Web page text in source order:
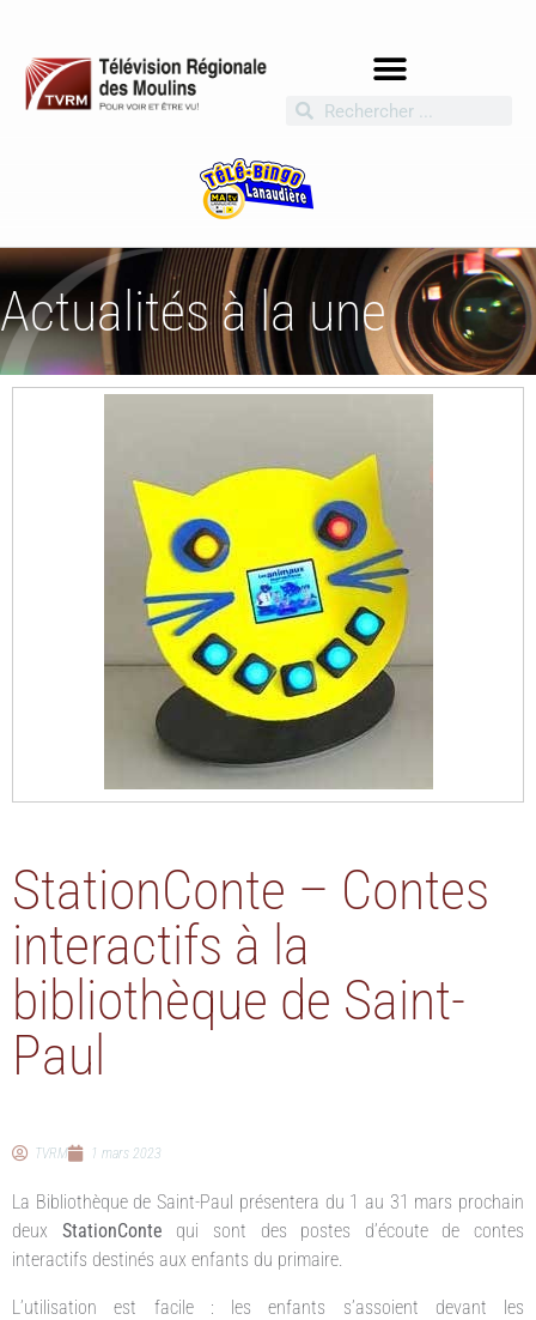
Actualités à la une
StationConte – Contes
interactifs à la
bibliothèque de Saint-
Paul
TVRM 1 mars 2023
La Bibliothèque de Saint-Paul présentera du 1 au 31 mars prochain
deux StationConte qui sont des postes d’écoute de contes
interactifs destinés aux enfants du primaire.
L’utilisation est facile : les enfants s’assoient devant les